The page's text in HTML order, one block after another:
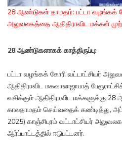
28 ஆண்டுகள் தாமதம்: பட்டா வழங்கக்
அலுவலகத்தை ஆதிதிராவிட மக்கள்
28 ஆண்டுகளாகக் காத்திருப்பு:
பட்டா வழங்கக் கோரி வட்டாட்சியர்
ஆதிதிராவிட மகவாலாஜாபாத்
வசிக்கும் ஆதிதிராவிட மக்களுக்கு
காலதாமதம் செய்வதைக் கண்டித்து,
2025) காஞ்சிபுரம் வட்டாட்சியர்
ஆர்ப்பாட்டத்தில் ஈடுபட்டனர்.